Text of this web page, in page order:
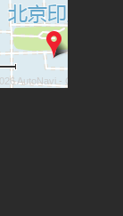
AutoNavi -